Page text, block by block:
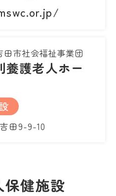
市社会福祉事業団
養護老人ホー
田9-9-10
健施設